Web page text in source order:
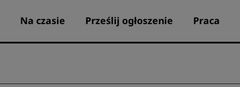
Na czasie Prześlij ogłoszenie Praca